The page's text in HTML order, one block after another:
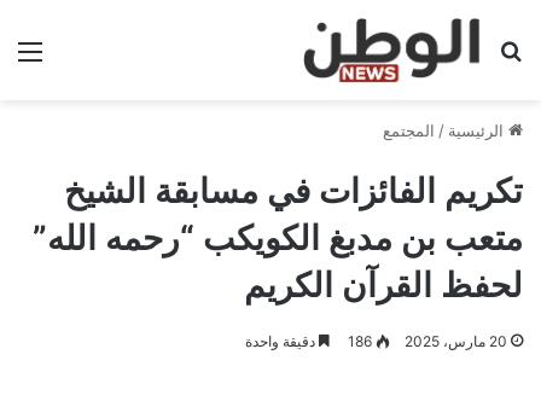
بحث عن
الرئيسية / المجتمع
تكريم الفائزات في مسابقة الشيخ
متعب بن مدبغ الكويكب “رحمه الله”
لحفظ القرآن الكريم
20 مارس، 2025 186 دقيقة واحدة